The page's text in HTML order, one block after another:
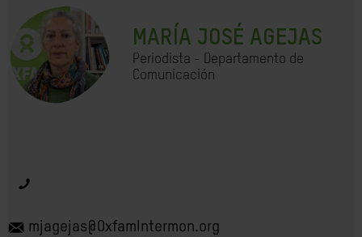
MARÍA JOSÉ AGEJAS
Periodista - Departamento de
Comunicación
mjagejas@OxfamIntermon.org